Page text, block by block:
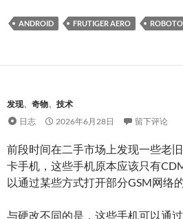
ANDROID FRUTIGER AERO
发现、 奇物、 技术
日志
2026年6月28日 留下评论
前段时间在二手市场上发现一些老
卡手机，这些手机原本应该只有
以通过某些方式打开部分GSM网络
与硬改不同的是，这些手机可以通